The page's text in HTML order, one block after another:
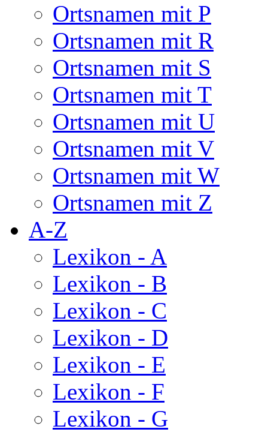
Ortsnamen mit P
Ortsnamen mit R
Ortsnamen mit S
Ortsnamen mit T
Ortsnamen mit U
Ortsnamen mit V
Ortsnamen mit W
Ortsnamen mit Z
A-Z
Lexikon - A
Lexikon - B
Lexikon - C
Lexikon - D
Lexikon - E
Lexikon - F
Lexikon - G